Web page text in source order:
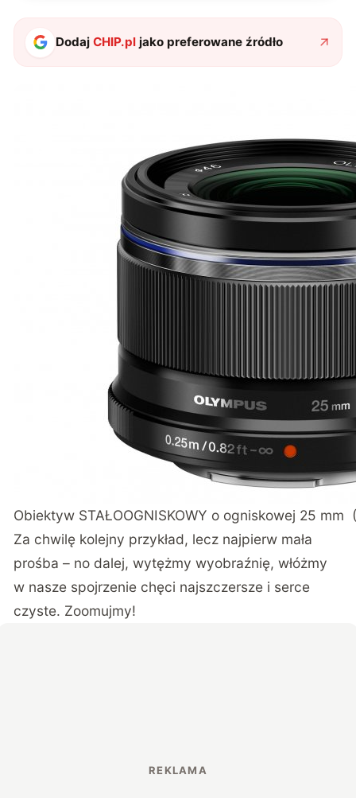
DodajCHIP.pl jako preferowane źródło
Obiektyw STAŁOOGNISKOWY o ogniskowej 25 mm
Za chwilę kolejny przykład, lecz najpierw mała
prośba – no dalej, wytężmy wyobraźnię, włóżmy
w nasze spojrzenie chęci najszczersze i serce
czyste. Zoomujmy!